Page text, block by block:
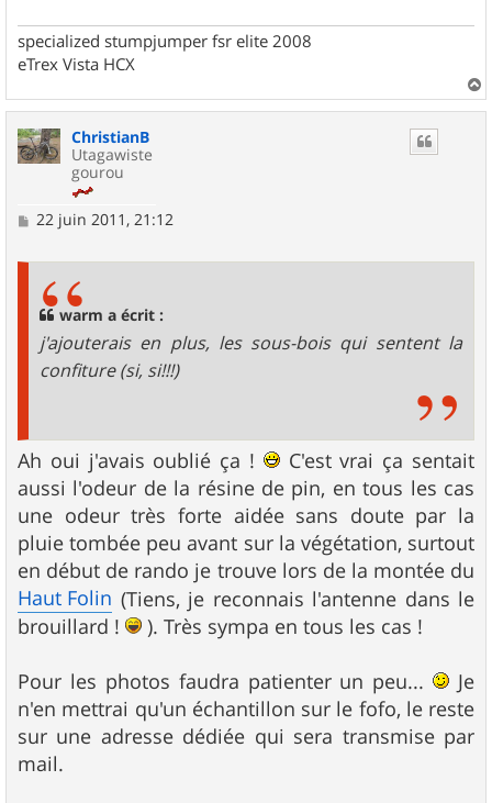
specialized stumpjumper fsr elite 2008
eTrex Vista HCX
a
ChristianB
Utagawiste
gourou
M
22 juin 2011, 21:12
warm a écrit :
j'ajouterais en plus, les sous-bois qui sentent la
confiture (si, si!!!)
Ah oui j'avais oublié ça !
C'est vrai ça sentait
aussi l'odeur de la résine de pin, en tous les cas
une odeur très forte aidée sans doute par la
pluie tombée peu avant sur la végétation, surtout
en début de rando je trouve lors de la montée du
Haut Folin (Tiens, je reconnais l'antenne dans le
brouillard !
). Très sympa en tous les cas !
Pour les photos faudra patienter un peu...
Je
n'en mettrai qu'un échantillon sur le fofo, le reste
sur une adresse dédiée qui sera transmise par
mail.